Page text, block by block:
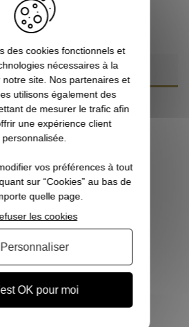
R3 8x42 verte
209,00 €
des cookies fonctionnels et
nécessaires à la
notre site. Nos partenaires et
utilisons également des
de mesurer le trafic afin
une expérience client
personnalisée.
vos préférences à tout
sur “Cookies” au bas de
quelle page.
OK pour moi
les cookies
Personnaliser